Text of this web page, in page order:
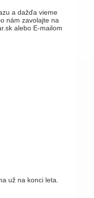
a dažďa vieme
nám zavolajte na
alebo E-mailom
už na konci leta.